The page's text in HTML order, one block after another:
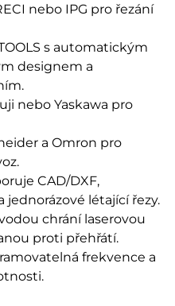
nebo IPG pro řezání
s automatickým
designem a
nebo Yaskawa pro
a Omron pro
CAD/DXF,
jednorázové létající řezy.
chrání laserovou
proti přehřátí.
frekvence a